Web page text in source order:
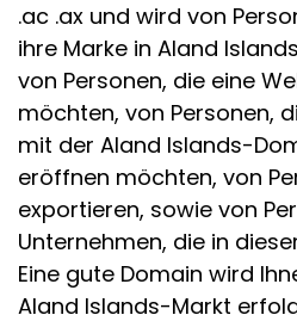
.ac .ax und wird von
ihre Marke in Aland
von Personen, die eine
möchten, von Personen,
mit der Aland Islands-
eröffnen möchten, von
exportieren, sowie von
Unternehmen, die in
Eine gute Domain wird
Aland Islands-Markt